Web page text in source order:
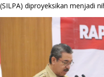
diproyeksikan menjadi